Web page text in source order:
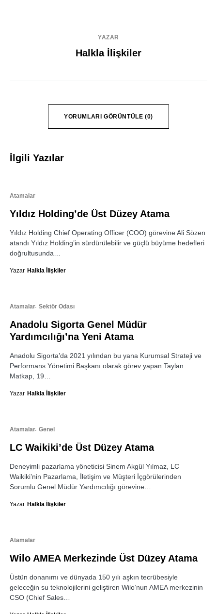
YAZAR
Halkla İlişkiler
YORUMLARI GÖRÜNTÜLE (0)
İlgili Yazılar
Atamalar
Yıldız Holding’de Üst Düzey Atama
Yıldız Holding Chief Operating Officer (COO) görevine Ali Sözen
atandı Yıldız Holding’in sürdürülebilir ve güçlü büyüme hedefleri
doğrultusunda…
Yazar Halkla İlişkiler
Atamalar Sektör Odası
Anadolu Sigorta Genel Müdür
Yardımcılığı’na Yeni Atama
Anadolu Sigorta’da 2021 yılından bu yana Kurumsal Strateji ve
Performans Yönetimi Başkanı olarak görev yapan Taylan
Matkap, 19…
Yazar Halkla İlişkiler
Atamalar Genel
LC Waikiki’de Üst Düzey Atama
Deneyimli pazarlama yöneticisi Sinem Akgül Yılmaz, LC
Waikiki’nin Pazarlama, İletişim ve Müşteri İçgörülerinden
Sorumlu Genel Müdür Yardımcılığı görevine…
Yazar Halkla İlişkiler
Atamalar
Wilo AMEA Merkezinde Üst Düzey Atama
Üstün donanımı ve dünyada 150 yılı aşkın tecrübesiyle
geleceğin su teknolojilerini geliştiren Wilo’nun AMEA merkezinin
CSO (Chief Sales…